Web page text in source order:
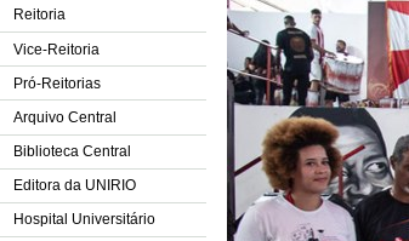
Reitoria
Vice-Reitoria
Pró-Reitorias
Arquivo Central
Biblioteca Central
Editora da UNIRIO
Hospital Universitário